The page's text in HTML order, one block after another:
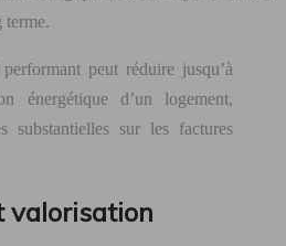
terme.
peut réduire jusqu’à
énergétique d’un logement,
substantielles sur les factures
valorisation